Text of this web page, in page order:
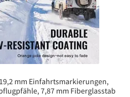
mm Einfahrtsmarkierungen,
7,87 mm Fiberglasstab